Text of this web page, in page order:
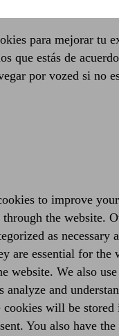
para mejorar tu
que estás de
por vozed si no
to improve
the website.
as necessary
are essential for the
website. We also
analyze and
cookies will be
You also have